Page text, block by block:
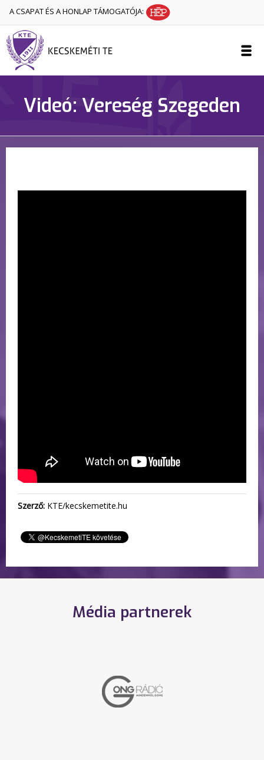
A CSAPAT ÉS A HONLAP TÁMOGATÓJA:
Videó: Vereség Szegeden
Szerző: KTE/kecskemetite.hu
Média partnerek